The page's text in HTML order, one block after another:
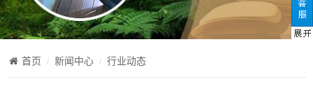
首页 新闻中心 行业动态